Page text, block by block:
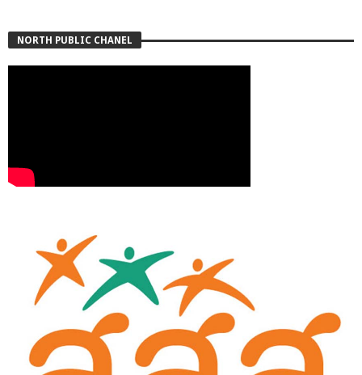
NORTH PUBLIC CHANEL